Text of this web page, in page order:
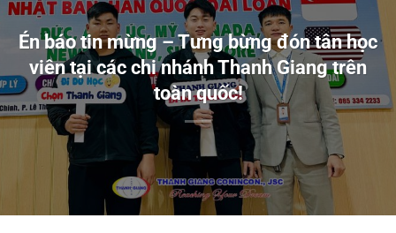
Én báo tin mừng – Tưng bừng đón tân học
viên tại các chi nhánh Thanh Giang trên
toàn quốc!